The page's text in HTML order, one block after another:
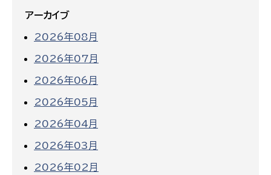
アーカイブ
2026年08月
2026年07月
2026年06月
2026年05月
2026年04月
2026年03月
2026年02月